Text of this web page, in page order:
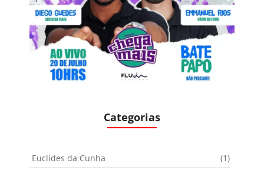
Categorias
Euclides da Cunha
(1)